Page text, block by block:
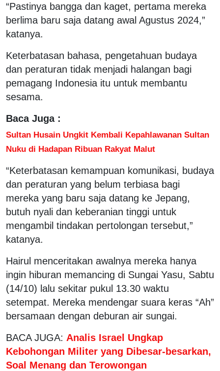
“Pastinya bangga dan kaget, pertama mereka
berlima baru saja datang awal Agustus 2024,”
katanya.
Keterbatasan bahasa, pengetahuan budaya
dan peraturan tidak menjadi halangan bagi
pemagang Indonesia itu untuk membantu
sesama.
Baca Juga :
Sultan Husain Ungkit Kembali Kepahlawanan Sultan
Nuku di Hadapan Ribuan Rakyat Malut
“Keterbatasan kemampuan komunikasi, budaya
dan peraturan yang belum terbiasa bagi
mereka yang baru saja datang ke Jepang,
butuh nyali dan keberanian tinggi untuk
mengambil tindakan pertolongan tersebut,”
katanya.
Hairul menceritakan awalnya mereka hanya
ingin hiburan memancing di Sungai Yasu, Sabtu
(14/10) lalu sekitar pukul 13.30 waktu
setempat. Mereka mendengar suara keras “Ah”
bersamaan dengan deburan air sungai.
BACA JUGA: Analis Israel Ungkap
Kebohongan Militer yang Dibesar-besarkan,
Soal Menang dan Terowongan